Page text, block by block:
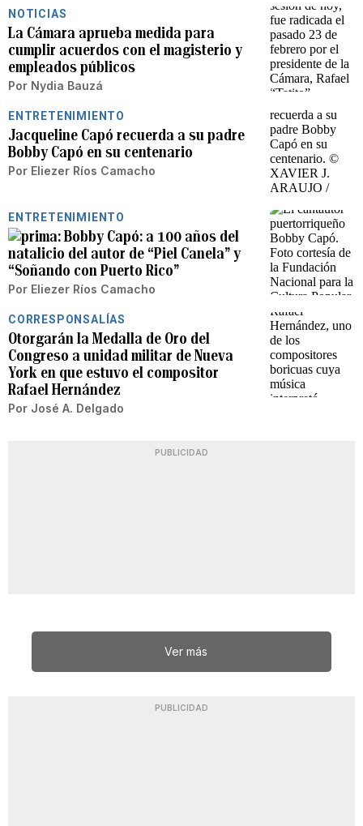
NOTICIAS
La Cámara aprueba medida para
cumplir acuerdos con el magisterio y
empleados públicos
Por Nydia Bauzá
ENTRETENIMIENTO
Jacqueline Capó recuerda a su padre
Bobby Capó en su centenario
Por Eliezer Ríos Camacho
ENTRETENIMIENTO
Bobby Capó: a 100 años del
natalicio del autor de “Piel Canela” y
“Soñando con Puerto Rico”
Por Eliezer Ríos Camacho
CORRESPONSALÍAS
Otorgarán la Medalla de Oro del
Congreso a unidad militar de Nueva
York en que estuvo el compositor
Rafael Hernández
Por José A. Delgado
PUBLICIDAD
Ver más
PUBLICIDAD